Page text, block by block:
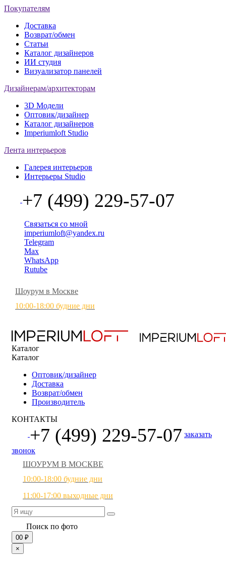
Покупателям
Доставка
Возврат/обмен
Статьи
Каталог дизайнеров
ИИ студия
Визуализатор панелей
Дизайнерам/архитекторам
3D Модели
Оптовик/дизайнер
Каталог дизайнеров
Imperiumloft Studio
Лента интерьеров
Галерея интерьеров
Интерьеры Studio
+7 (499) 229-57-07
Связаться со мной
imperiumloft@yandex.ru
Telegram
Max
WhatsApp
Rutube
Шоурум в Москве
10:00-18:00 будние дни
Каталог
Каталог
Оптовик/дизайнер
Доставка
Возврат/обмен
Производитель
КОНТАКТЫ
+7 (499) 229-57-07 заказать
звонок
ШОУРУМ В МОСКВЕ
10:00-18:00 будние дни
11:00-17:00 выходные дни
Поиск по фото
00 ₽
×